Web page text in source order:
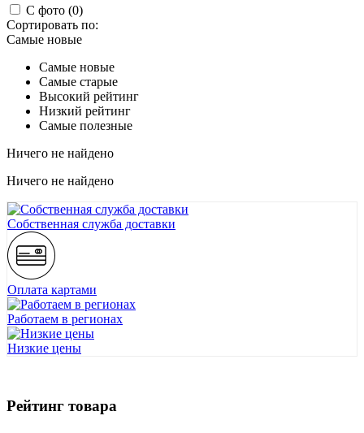
С фото (0)
Сортировать по:
Самые новые
Самые новые
Самые старые
Высокий рейтинг
Низкий рейтинг
Самые полезные
Ничего не найдено
Ничего не найдено
Собственная служба доставки
Оплата картами
Работаем в регионах
Низкие цены
Рейтинг товара